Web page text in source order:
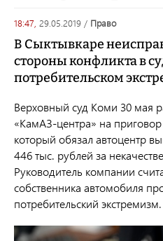
18:47, 29.05.2019 / право
В Сыктывкаре
стороны конфликта в
потребительском
Верховный суд Коми 30 мая
«КамАЗ-центра» на
который обязал автоцентр
446 тыс. рублей за
Руководитель компании
собственника автомобиля
потребительский экстремизм.